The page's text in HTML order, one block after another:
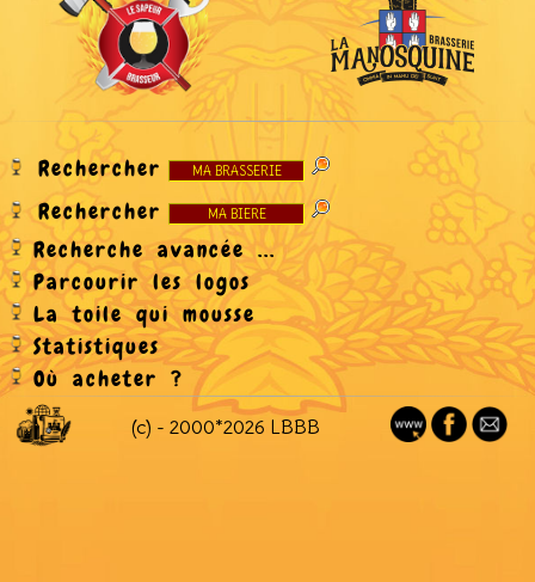
Rechercher
Rechercher
Recherche avancée ...
Parcourir les logos
La toile qui mousse
Statistiques
Où acheter ?
(c) - 2000*2026 LBBB